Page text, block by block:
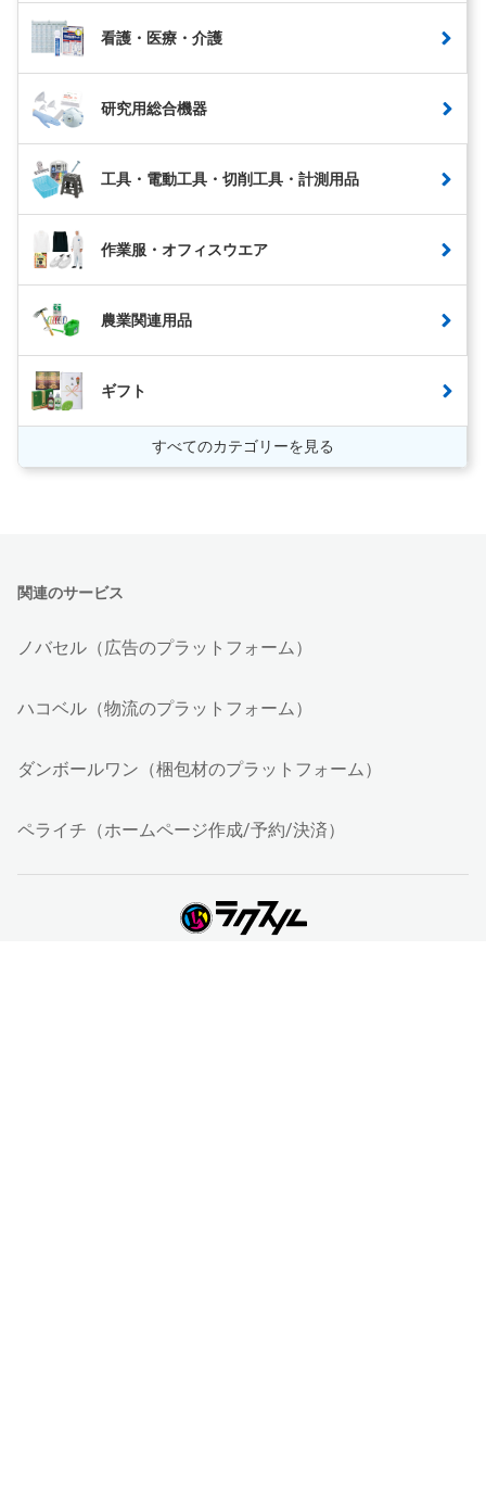
看護・医療・介護
研究用総合機器
工具・電動工具・切削工具・計測用品
作業服・オフィスウエア
農業関連用品
ギフト
すべてのカテゴリーを見る
関連のサービス
ノバセル（広告のプラットフォーム）
ハコベル（物流のプラットフォーム）
ダンボールワン（梱包材のプラットフォーム）
ペライチ（ホームページ作成/予約/決済）